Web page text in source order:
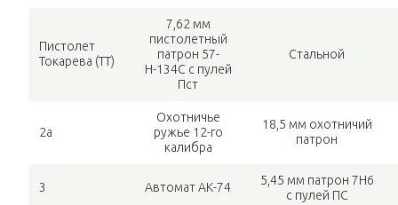
Пистолет
Токарева (ТТ)
7,62 мм
пистолетный
патрон 57-
Н-134С с пулей
Пст
Стальной
2а
Охотничье
ружье 12-го
калибра
18,5 мм охотничий
патрон
3 Автомат АК-74
5,45 мм патрон 7Н6
с пулей ПС